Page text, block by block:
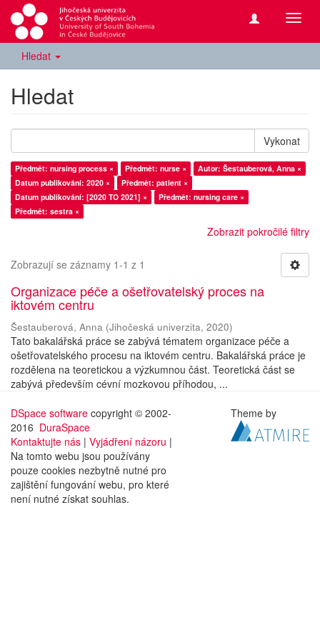
Hledat
Hledat
Vykonat
Předmět: nursing process × Předmět: nurse ×
Autor: Šestauberová, Anna ×
Datum publikování: 2020 ×
Předmět: patient ×
Datum publikování: [2020 TO 2021] ×
Předmět: nursing care ×
Předmět: sestra ×
Zobrazit pokročilé filtry
Zobrazují se záznamy 1-1 z 1
Organizace péče a ošetřovatelský proces na
iktovém centru
Šestauberová, Anna (Jihočeská univerzita, 2020)
Tato bakalářská práce se zabývá tématem organizace péče a
ošetřovatelského procesu na iktovém centru. Bakalářská práce je
rozdělena na teoretickou a výzkumnou část. Teoretická část se
zabývá především cévní mozkovou příhodou, ...
DSpace software copyright © 2002-
2016 DuraSpace
Kontaktujte nás | Vyjádření názoru |
Na tomto webu jsou používány
pouze cookies nezbytně nutné pro
zajištění fungování webu, pro které
není nutné získat souhlas.
Theme by